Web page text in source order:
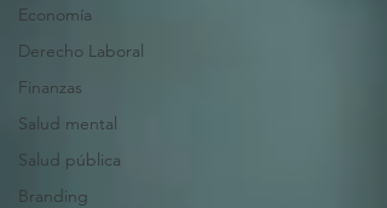
Economía
Derecho Laboral
Finanzas
Salud mental
Salud pública
Branding